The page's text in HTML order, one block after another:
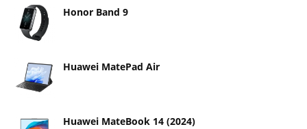
Honor Band 9
Huawei MatePad Air
Huawei MateBook 14 (2024)